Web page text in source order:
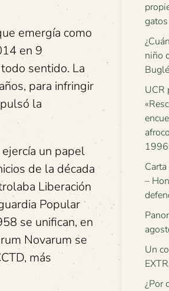
emergía como
en 9
sentido. La
para infringir
la
un papel
de la década
Liberación
Popular
se unifican, en
Novarum se
más
niño
UCR
–
Un
¿Por